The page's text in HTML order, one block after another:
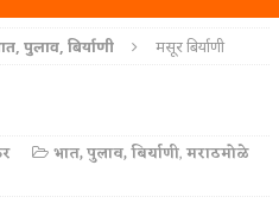
पुलाव, बिर्याणी मसूर बिर्याणी
भात, पुलाव, बिर्याणी,मराठमोळे